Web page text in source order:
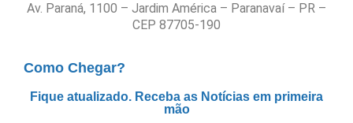
Av. Paraná, 1100 – Jardim América – Paranavaí – PR –
CEP 87705-190
Como Chegar?
Fique atualizado. Receba as Notícias em primeira
mão